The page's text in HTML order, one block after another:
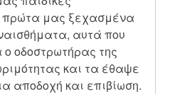
πρώτα μας ξεχασμένα
αυτά που
οδοστρωτήρας της
και τα έθαψε
αποδοχή και επιβίωση.